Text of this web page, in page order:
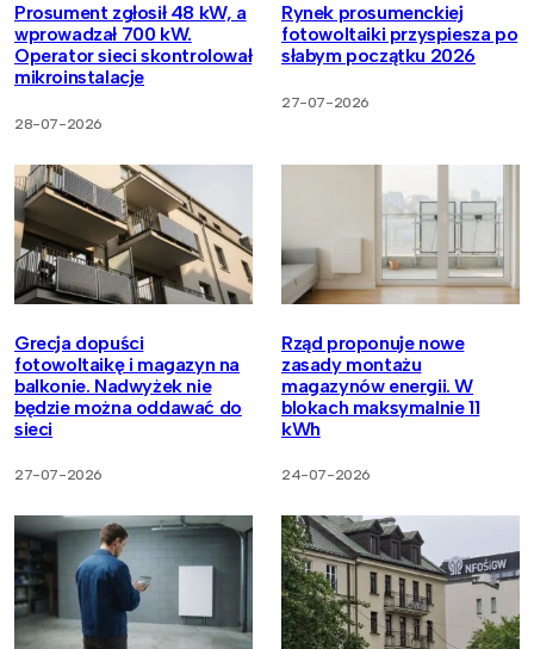
Prosument zgłosił 48 kW, a
wprowadzał 700 kW.
Operator sieci skontrolował
mikroinstalacje
28-07-2026
Rynek prosumenckiej
fotowoltaiki przyspiesza po
słabym początku 2026
27-07-2026
Grecja dopuści
fotowoltaikę i magazyn na
balkonie. Nadwyżek nie
będzie można oddawać do
sieci
27-07-2026
Rząd proponuje nowe
zasady montażu
magazynów energii. W
blokach maksymalnie 11
kWh
24-07-2026